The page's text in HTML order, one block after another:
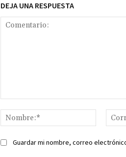
DEJA UNA RESPUESTA
Nombre:*
Guardar mi nombre, correo